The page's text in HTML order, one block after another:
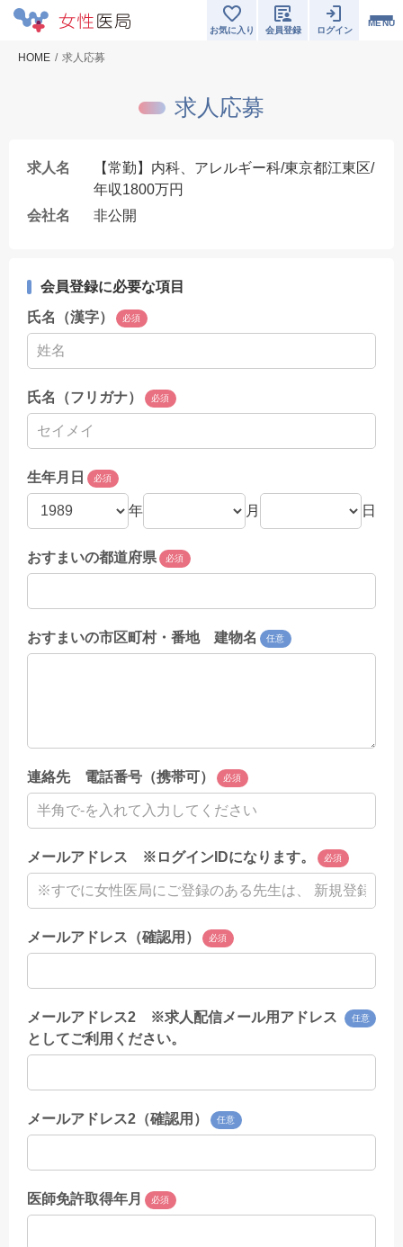
MENU
お気に入り 会員登録 ログイン
HOME 求人応募
求人応募
求人名
【常勤】内科、アレルギー科/東京都江東区/
年収1800万円
会社名
非公開
会員登録に必要な項目
氏名（漢字）
必須
氏名（フリガナ） 必須
生年月日 必須
年 月 日
おすまいの都道府県 必須
おすまいの市区町村・番地 建物名 任意
連絡先 電話番号（携帯可） 必須
メールアドレス ※ログインIDになります。 必須
メールアドレス（確認用） 必須
メールアドレス2 ※求人配信メール用アドレス
としてご利用ください。
任意
メールアドレス2（確認用） 任意
医師免許取得年月 必須